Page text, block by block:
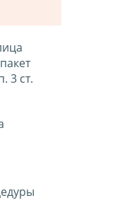
3 ст.